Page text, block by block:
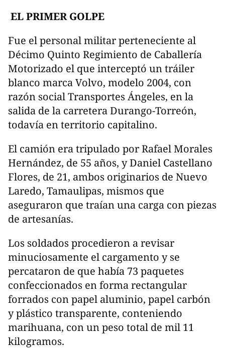
EL PRIMER GOLPE
Fue el personal militar perteneciente al
Décimo Quinto Regimiento de Caballería
Motorizado el que interceptó un tráiler
blanco marca Volvo, modelo 2004, con
razón social Transportes Ángeles, en la
salida de la carretera Durango-Torreón,
todavía en territorio capitalino.
El camión era tripulado por Rafael Morales
Hernández, de 55 años, y Daniel Castellano
Flores, de 21, ambos originarios de Nuevo
Laredo, Tamaulipas, mismos que
aseguraron que traían una carga con piezas
de artesanías.
Los soldados procedieron a revisar
minuciosamente el cargamento y se
percataron de que había 73 paquetes
confeccionados en forma rectangular
forrados con papel aluminio, papel carbón
y plástico transparente, conteniendo
marihuana, con un peso total de mil 11
kilogramos.